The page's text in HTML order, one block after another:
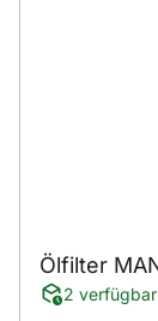
Ölfilter
2 verfügbar